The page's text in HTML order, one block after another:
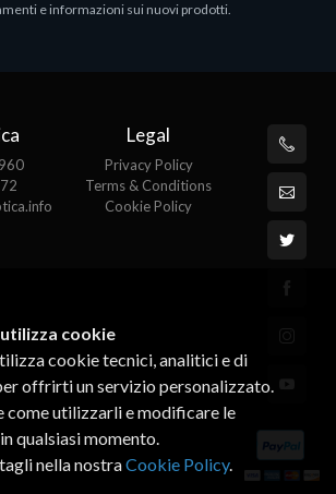
e informazioni sui nuovi prodotti.
Legal
Privacy Policy
Terms & Conditions
Cookie Policy
cookie
cookie tecnici, analitici e di
offrirti un servizio personalizzato.
come utilizzarli e modificare le
qualsiasi momento.
nella nostraCookie Policy.